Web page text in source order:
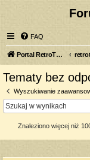
FAQ
Portal RetroTRAKTOR.pl
Tematy bez
Wyszukiwanie
Znaleziono więcej niż